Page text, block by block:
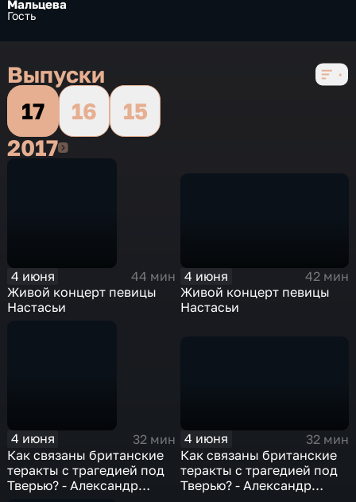
Мальцева
Гость
Выпуски
17
16
15
20172017
4 июня
44 мин
Живой концерт певицы
Настасьи
4 июня
42 мин
Живой концерт певицы
Настасьи
4 июня
32 мин
Как связаны британские
теракты с трагедией под
Тверью? - Александр
4 июня
32 мин
Как связаны британские
теракты с трагедией под
Тверью? - Александр